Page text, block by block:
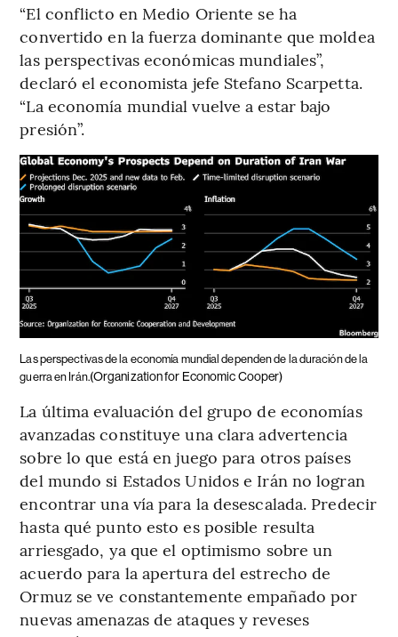
“El conflicto en Medio Oriente se ha
convertido en la fuerza dominante que moldea
las perspectivas económicas mundiales”,
declaró el economista jefe Stefano Scarpetta.
“La economía mundial vuelve a estar bajo
presión”.
Las perspectivas de la economía mundial dependen de la duración de la
guerra en Irán.(Organization for Economic Cooper)
La última evaluación del grupo de economías
avanzadas constituye una clara advertencia
sobre lo que está en juego para otros países
del mundo si Estados Unidos e Irán no logran
encontrar una vía para la desescalada. Predecir
hasta qué punto esto es posible resulta
arriesgado, ya que el optimismo sobre un
acuerdo para la apertura del estrecho de
Ormuz se ve constantemente empañado por
nuevas amenazas de ataques y reveses